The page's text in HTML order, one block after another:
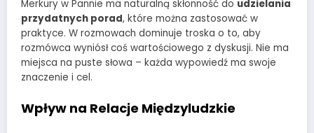
Merkury w Pannie ma naturalną skłonność do udzielania
przydatnych porad, które można zastosować w
praktyce. W rozmowach dominuje troska o to, aby
rozmówca wyniósł coś wartościowego z dyskusji. Nie ma
miejsca na puste słowa – każda wypowiedź ma swoje
znaczenie i cel.
Wpływ na Relacje Międzyludzkie